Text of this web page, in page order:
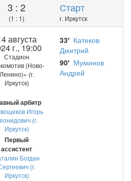
3 : 2
(1 : 1)
Старт
г. Иркутск
августа
г., 19:00
Стадион
(Ново-
Ленино)» (г.
Иркутск)
арбитр
Игорь
(г.
Иркутск)
Первый
ассистент
Богдан
(г.
Иркутск)
33′ Катеков
Дмитрий
90′ Муминов
Андрей